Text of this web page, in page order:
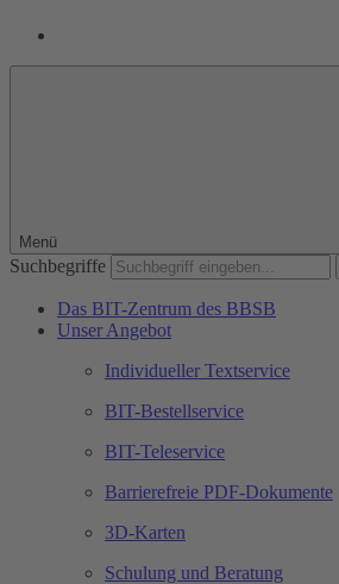
Menü
Suchbegriffe
Das BIT-Zentrum des BBSB
Unser Angebot
Individueller Textservice
BIT-Bestellservice
BIT-Teleservice
Barrierefreie PDF-Dokumente
3D-Karten
Schulung und Beratung